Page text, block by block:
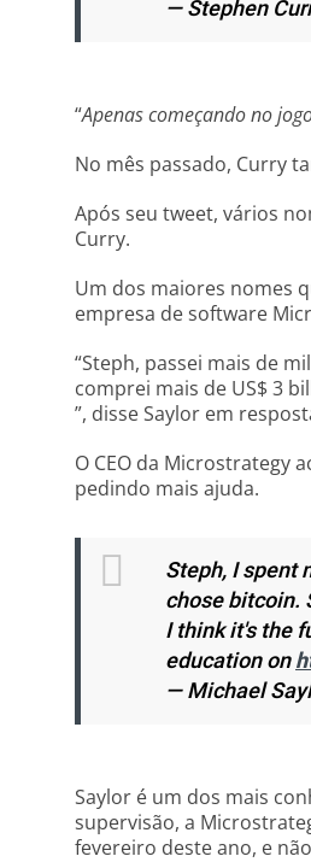
— Stephen
“Apenas começando no
No mês passado, Curry
Após seu tweet, vários
Curry.
Um dos maiores nomes
empresa de software
“Steph, passei mais de
comprei mais de US$ 3
”, disse Saylor em
O CEO da Microstrategy
pedindo mais ajuda.
Steph, I spent
chose bitcoin.
I think it's the
education on
— Michael
Saylor é um dos mais
supervisão, a
fevereiro deste ano, e